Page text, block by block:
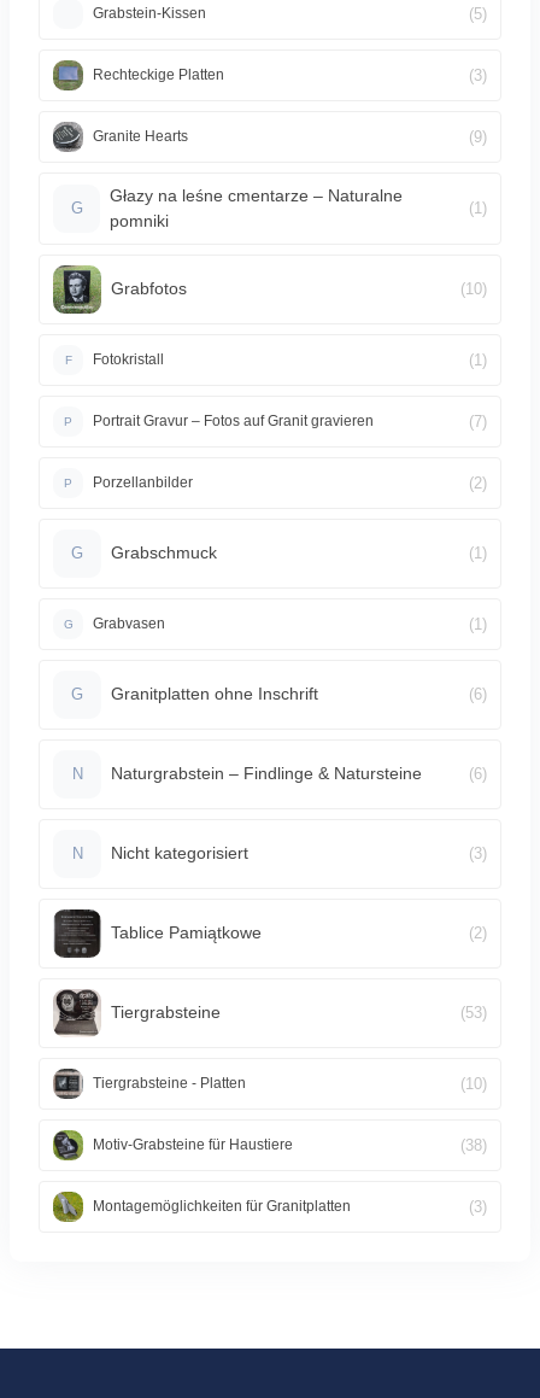
Grabstein-Kissen (5)
Rechteckige Platten (3)
Granite Hearts (9)
G
Głazy na leśne cmentarze – Naturalne
pomniki
(1)
Grabfotos (10)
F Fotokristall (1)
P Portrait Gravur – Fotos auf Granit gravieren (7)
P Porzellanbilder (2)
G Grabschmuck (1)
G Grabvasen (1)
G Granitplatten ohne Inschrift (6)
N Naturgrabstein – Findlinge & Natursteine (6)
N Nicht kategorisiert (3)
Tablice Pamiątkowe (2)
Tiergrabsteine (53)
Tiergrabsteine - Platten (10)
Motiv-Grabsteine für Haustiere (38)
Montagemöglichkeiten für Granitplatten (3)